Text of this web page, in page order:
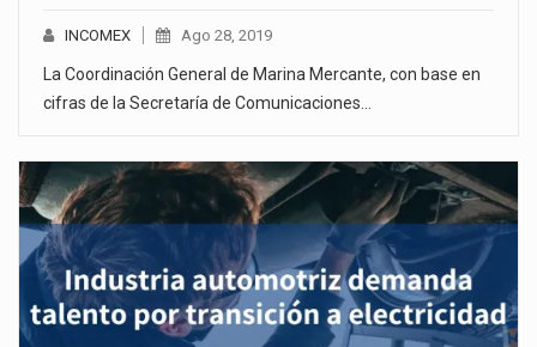
INCOMEX Ago 28, 2019
La Coordinación General de Marina Mercante, con base en
cifras de la Secretaría de Comunicaciones…